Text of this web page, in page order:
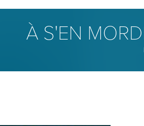
À S'EN